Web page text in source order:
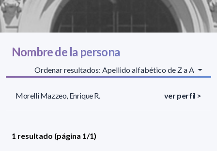
Nombre de la persona
Ordenar resultados: Apellido alfabético de Z a A
Morelli Mazzeo, Enrique R. ver perfil >
1 resultado (página 1/1)